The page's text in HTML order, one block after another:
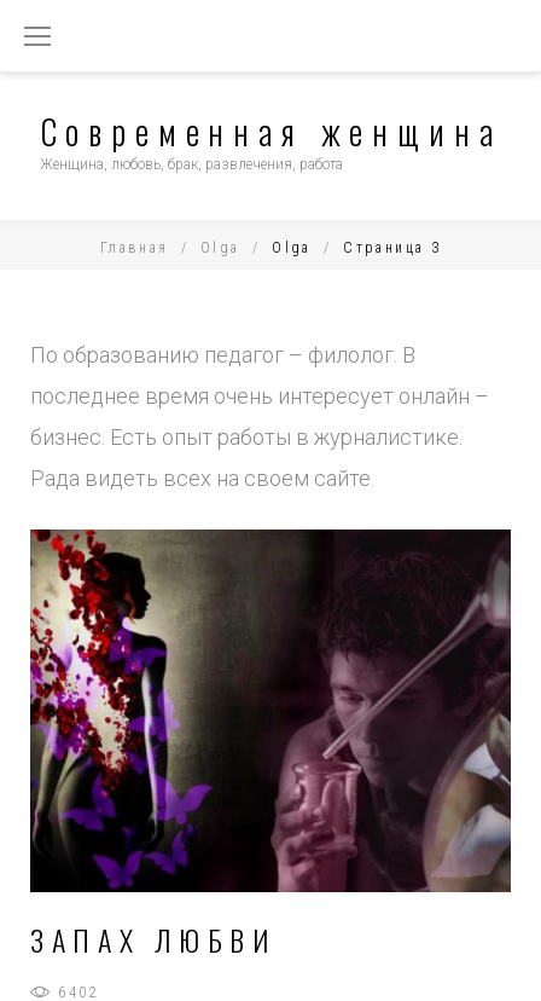
Современная женщина
Женщина, любовь, брак, развлечения, работа
Главная / Olga / Olga / Страница 3
АВТОР:
OLGA
По образованию педагог – филолог. В
последнее время очень интересует онлайн –
бизнес. Есть опыт работы в журналистике.
Рада видеть всех на своем сайте.
ЗАПАХ ЛЮБВИ
6402